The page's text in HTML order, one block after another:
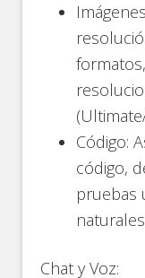
Código:
código,
pruebas
Chat y Voz: